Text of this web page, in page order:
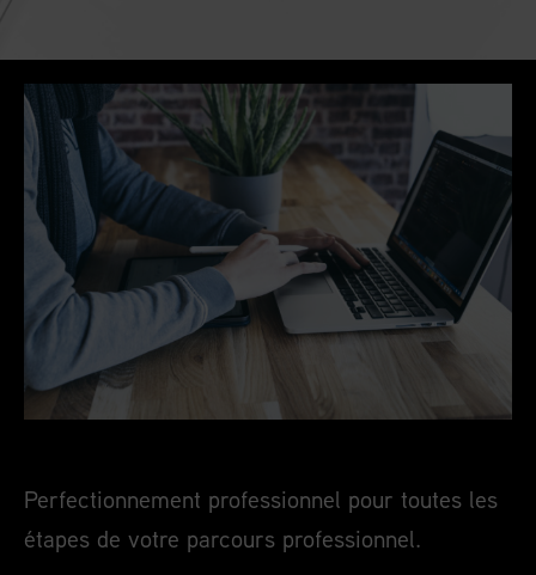
Perfectionnement professionnel pour toutes les
étapes de votre parcours professionnel.